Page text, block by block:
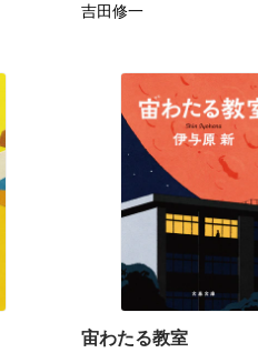
吉田修一
宙わたる教室